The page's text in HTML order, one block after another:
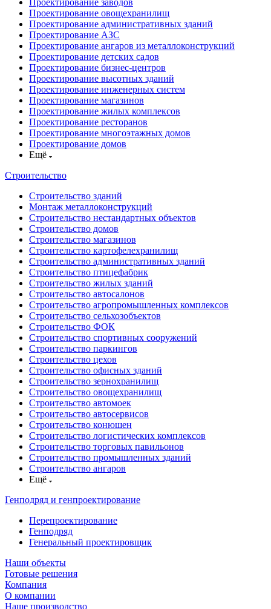
Проектирование заводов
Проектирование овощехранилищ
Проектирование административных зданий
Проектирование АЗС
Проектирование ангаров из металлоконструкций
Проектирование детских садов
Проектирование бизнес-центров
Проектирование высотных зданий
Проектирование инженерных систем
Проектирование магазинов
Проектирование жилых комплексов
Проектирование ресторанов
Проектирование многоэтажных домов
Проектирование домов
Ещё
Строительство
Строительство зданий
Монтаж металлоконструкций
Строительство нестандартных объектов
Строительство домов
Строительство магазинов
Строительство картофелехранилищ
Строительство административных зданий
Строительство птицефабрик
Строительство жилых зданий
Строительство автосалонов
Строительство агропромышленных комплексов
Строительство сельхозобъектов
Строительство ФОК
Строительство спортивных сооружений
Строительство паркингов
Строительство цехов
Строительство офисных зданий
Строительство зернохранилищ
Строительство овощехранилищ
Строительство автомоек
Строительство автосервисов
Строительство конюшен
Строительство логистических комплексов
Строительство торговых павильонов
Строительство промышленных зданий
Строительство ангаров
Ещё
Генподряд и генпроектирование
Перепроектирование
Генподряд
Генеральный проектировщик
Наши объекты
Готовые решения
Компания
О компании
Наше производство